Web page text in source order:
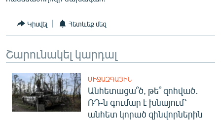
ՏԵՍԱՆՅՈՒԹԵՐ
ՁԳՏԵԼՈՎ ԼԱՎԱԳՈՒՅՆԻՆ
ՓՈԴՔԱՍԹ
Հայերեն
Կիսվել Հետևեք մեզ
Շարունակել կարդալ
ՄԻՋԱԶԳԱՅԻՆ
Անհետացա՞ծ, թե՞ զոհված․
ՌԴ-ն գումար է խնայում՝
անհետ կորած զինվորներին